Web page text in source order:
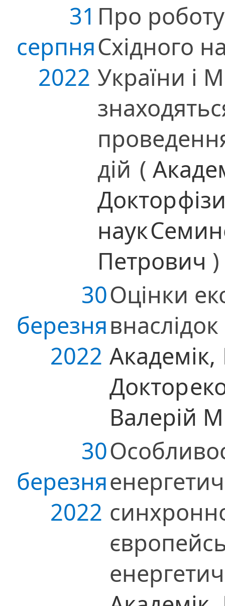
31
серпня
2022
Про
Східного
України і
дій (
Доктор
наук
Петрович )
30
березня
2022
Оцінки
Академік,
Доктор
Валерій
30
березня
2022